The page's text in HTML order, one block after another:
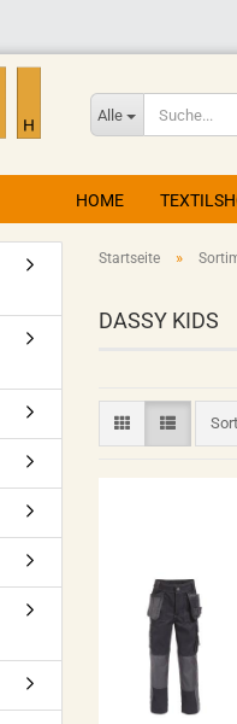
Alle
HOME
Startseite »
DASSY KIDS